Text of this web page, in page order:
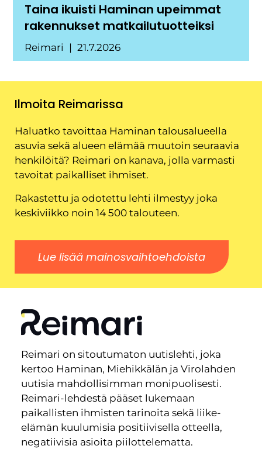
Taina ikuisti Haminan upeimmat
rakennukset matkailutuotteiksi
Reimari 21.7.2026
Ilmoita Reimarissa
Haluatko tavoittaa Haminan talousalueella
asuvia sekä alueen elämää muutoin seuraavia
henkilöitä? Reimari on kanava, jolla varmasti
tavoitat paikalliset ihmiset.
Rakastettu ja odotettu lehti ilmestyy joka
keskiviikko noin 14 500 talouteen.
Lue lisää mainosvaihtoehdoista
Reimari on sitoutumaton uutislehti, joka
kertoo Haminan, Miehikkälän ja Virolahden
uutisia mahdollisimman monipuolisesti.
Reimari-lehdestä pääset lukemaan
paikallisten ihmisten tarinoita sekä liike-
elämän kuulumisia positiivisella otteella,
negatiivisia asioita piilottelematta.